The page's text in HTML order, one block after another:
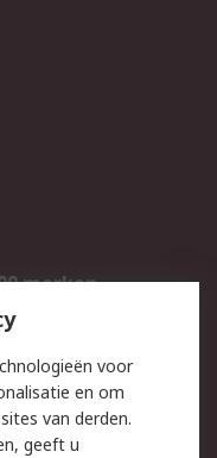
merken
voor
en om
van derden.
geeft u